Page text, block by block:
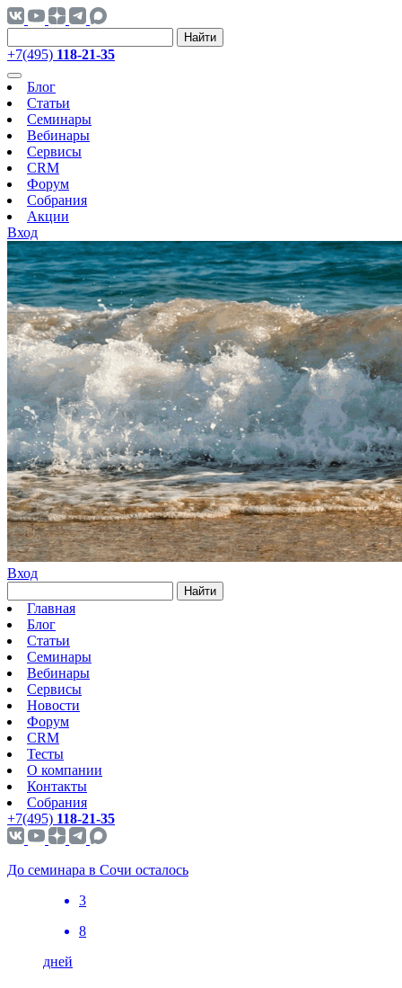
Найти
+7(495) 118-21-35
Блог
Статьи
Семинары
Вебинары
Сервисы
CRM
Форум
Собрания
Акции
Вход
Вход
Найти
Главная
Блог
Статьи
Семинары
Вебинары
Сервисы
Новости
Форум
CRM
Тесты
О компании
Контакты
Собрания
+7(495) 118-21-35
До семинара в Сочи осталось
3
8
дней